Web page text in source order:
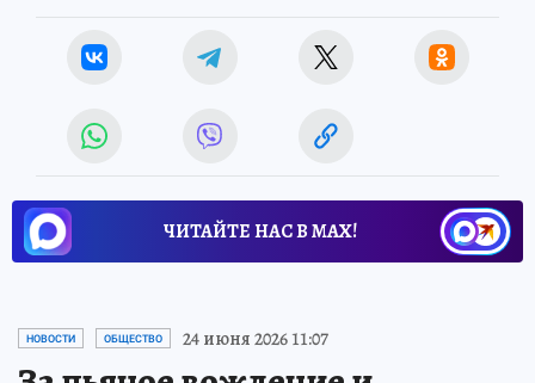
ЧИТАЙТЕ НАС В МАХ!
НОВОСТИ ОБЩЕСТВО 24 июня 2026 11:07